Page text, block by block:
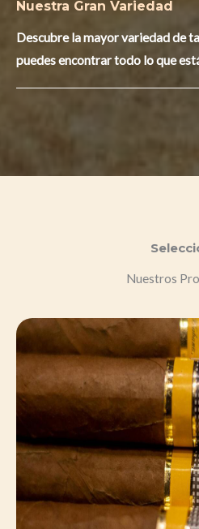
Nuestra Gran Variedad​
Descubre la mayor variedad de
puedes encontrar todo lo que
Nuestros